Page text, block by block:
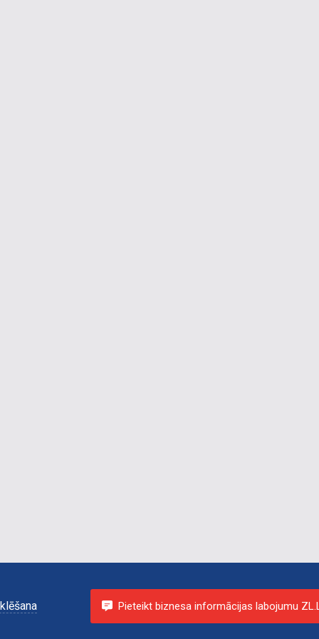
Pieteikt biznesa informācijas labojumu